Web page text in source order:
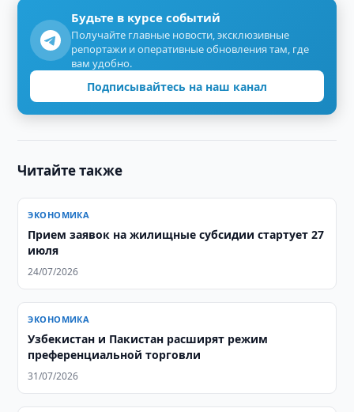
Будьте в курсе событий
Получайте главные новости, эксклюзивные
репортажи и оперативные обновления там, где
вам удобно.
Подписывайтесь на наш канал
Читайте также
ЭКОНОМИКА
Прием заявок на жилищные субсидии стартует 27
июля
24/07/2026
ЭКОНОМИКА
Узбекистан и Пакистан расширят режим
преференциальной торговли
31/07/2026